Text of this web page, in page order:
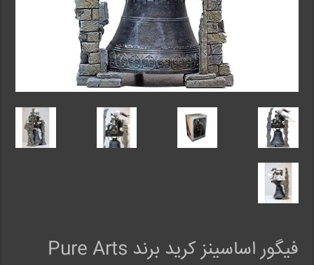
فیگور اساسینز کرید برند Pure Arts